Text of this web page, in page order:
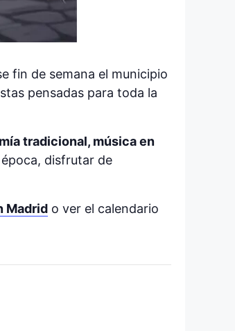
fin de semana el municipio
pensadas para toda la
tradicional, música en
disfrutar de
Madrid o ver el calendario